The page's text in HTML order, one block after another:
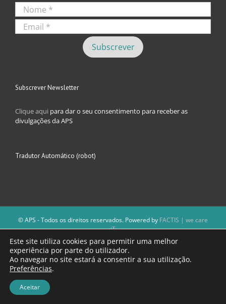
Subscrever Newsletter
Clique aqui para dar o seu consentimento para receber as
divulgações da APS
Tradutor Automático (robot)
© APS - Todos os direitos reservados. Powered by FACTIS | we care
iT
A Direção da APS reserva-se o direito de não publicar conteúdos que
violem as leis nacionais.
Os textos assinados e as imagens depositadas são da inteira
Este site utiliza cookies para permitir uma melhor
experiência por parte do utilizador.
Ao navegar no site estará a consentir a sua utilização.
Preferências.
Aceitar